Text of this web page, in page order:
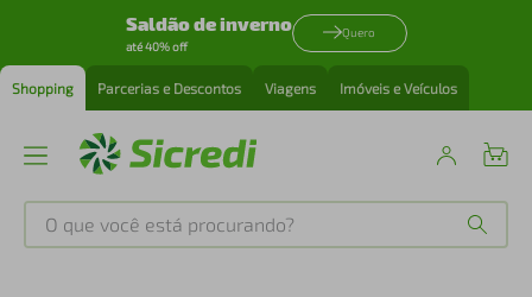
Saldão de inverno
até 40% off
Quero
Shopping Parcerias e Descontos Viagens Imóveis e Veículos
O que você está procurando?